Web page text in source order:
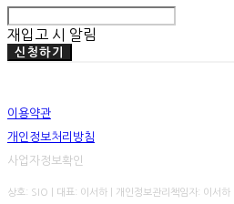
재입고 시 알림
신청하기
이용약관
개인정보처리방침
사업자정보확인
상호: SIO | 대표: 이서하 | 개인정보관리책임자: 이